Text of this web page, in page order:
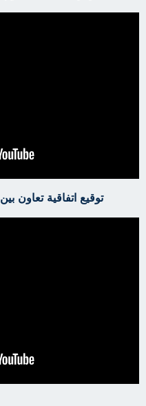
توقيع اتفاقية تعاون